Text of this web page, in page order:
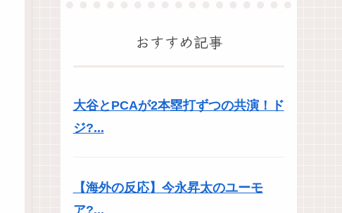
おすすめ記事
大谷とPCAが2本塁打ずつの共演！ド
ジ?...
【海外の反応】今永昇太のユーモ
ア?...